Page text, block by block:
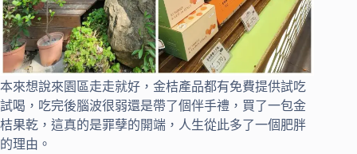
本來想說來園區走走就好，金桔產品都有免費提供試吃
試喝，吃完後腦波很弱還是帶了個伴手禮，買了一包金
桔果乾，這真的是罪孽的開端，人生從此多了一個肥胖
的理由。